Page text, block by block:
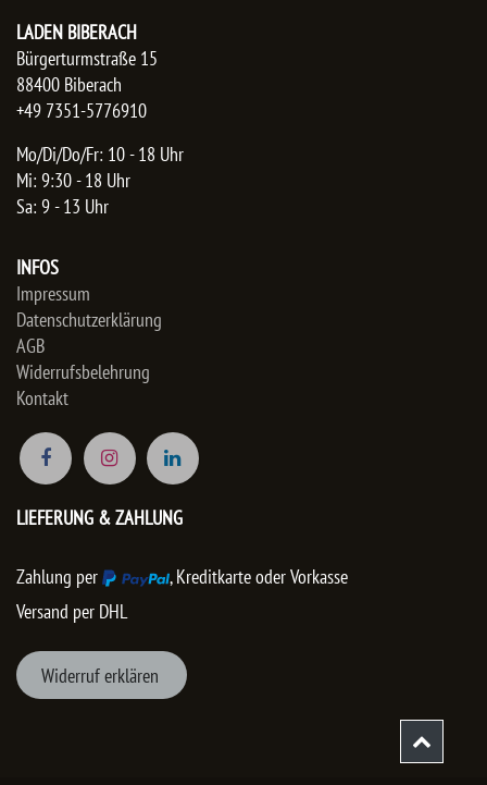
LADEN BIBERACH
Bürgerturmstraße 15
88400 Biberach
+49 7351-5776910
Mo/Di/Do/Fr: 10 - 18 Uhr
Mi: 9:30 - 18 Uhr
Sa: 9 - 13 Uhr
INFOS
Impressum
Datenschutzerklärung
AGB
Widerrufsbelehrung
Kontakt
LIEFERUNG & ZAHLUNG
Zahlung per
, Kreditkarte oder Vorkasse
Versand per DHL
Widerruf erklären